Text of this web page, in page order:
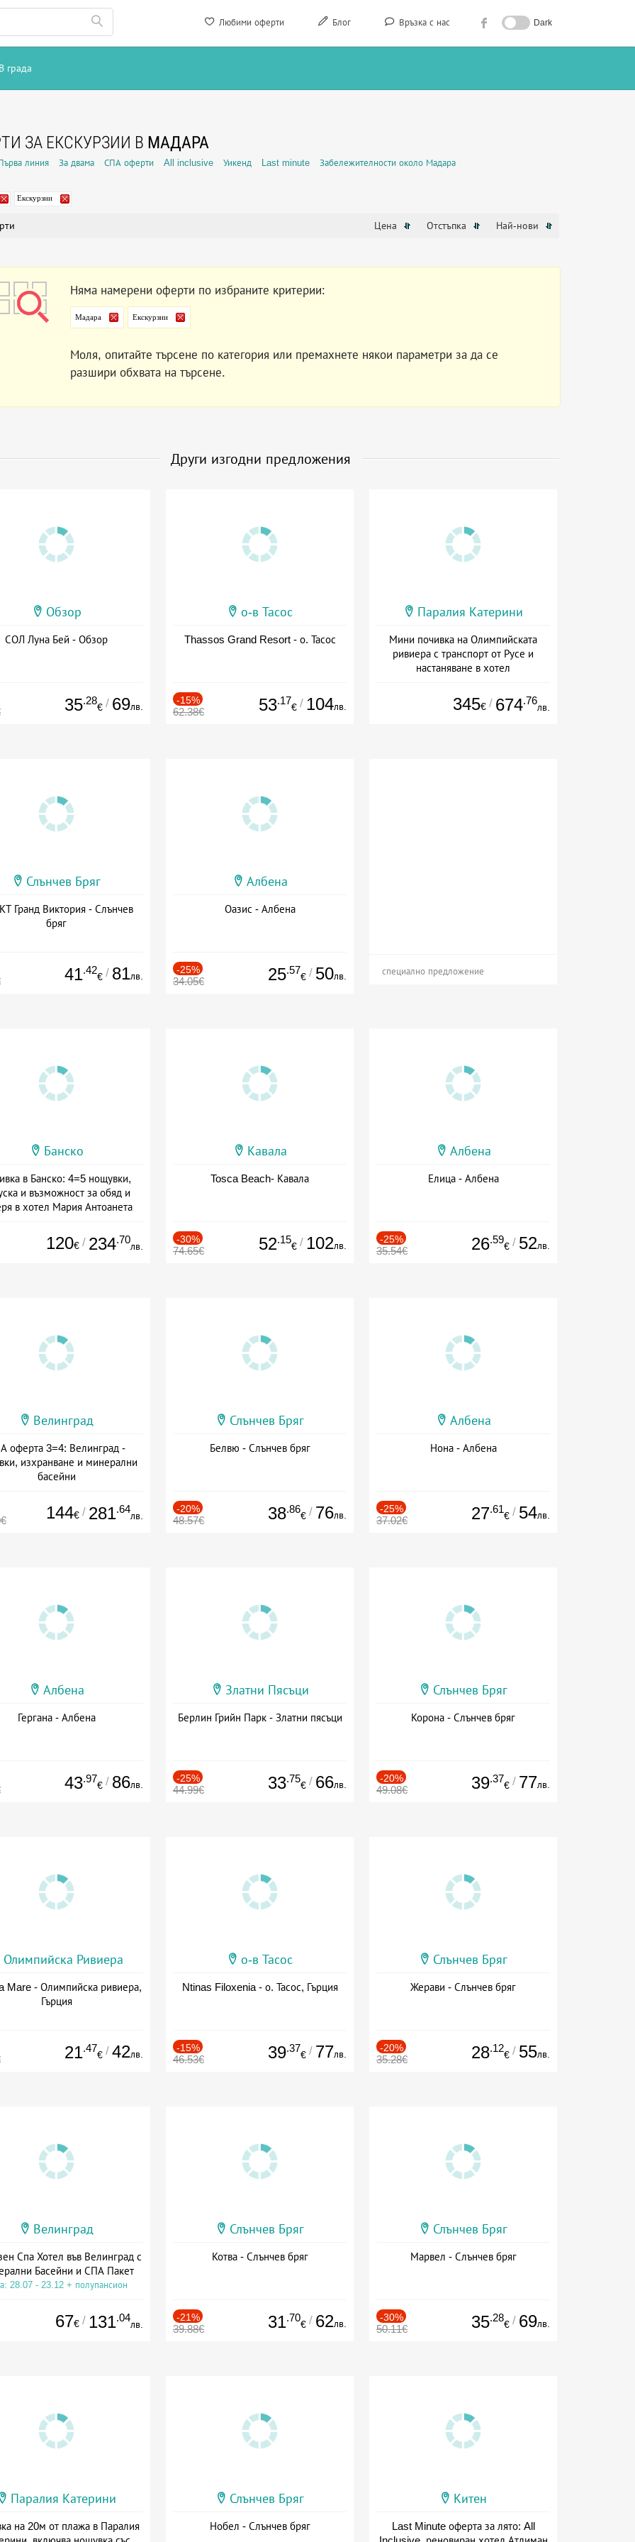
Любими оферти Блог Връзка с нас Dark
В града
ЗА ЕКСКУРЗИИ В МАДАРА
линия За двама СПА оферти All inclusive Уикенд Last minute Забележителности около Мадара
Екскурзии
Цена Отстъпка Най-нови
Няма намерени оферти по избраните критерии:
Мадара Екскурзии
Моля, опитайте търсене по категория или премахнете някои параметри за да се
разшири обхвата на търсене.
Други изгодни предложения
Обзор
СОЛ Луна Бей - Обзор
35.28
€ / 69лв.
о-в Тасос
Thassos Grand Resort - о. Тасос
-15%
62.38€ 53.17
€ / 104лв.
Паралия Катерини
Мини почивка на Олимпийската
ривиера с транспорт от Русе и
настаняване в хотел
345€ / 674.76
лв.
Слънчев Бряг
Гранд Виктория - Слънчев
бряг
41.42
€ / 81лв.
Албена
Оазис - Албена
-25%
34.05€ 25.57
€ / 50лв. специално предложение
Банско
в Банско: 4=5 нощувки,
и възможност за обяд и
в хотел Мария Антоанета
120€ / 234.70
лв.
Кавала
Tosca Beach- Кавала
-30%
74.65€ 52.15
€ / 102лв.
Албена
Елица - Албена
-25%
35.54€ 26.59
€ / 52лв.
Велинград
оферта 3=4: Велинград -
изхранване и минерални
басейни
144€ / 281.64
лв.
Слънчев Бряг
Белвю - Слънчев бряг
-20%
48.57€ 38.86
€ / 76лв.
Албена
Нона - Албена
-25%
37.02€ 27.61
€ / 54лв.
Албена
Гергана - Албена
43.97
€ / 86лв.
Златни Пясъци
Берлин Грийн Парк - Златни пясъци
-25%
44.99€ 33.75
€ / 66лв.
Слънчев Бряг
Корона - Слънчев бряг
-20%
49.08€ 39.37
€ / 77лв.
Олимпийска Ривиера
Mare - Олимпийска ривиера,
Гърция
21.47
€ / 42лв.
о-в Тасос
Ntinas Filoxenia - о. Тасос, Гърция
-15%
46.53€ 39.37
€ / 77лв.
Слънчев Бряг
Жерави - Слънчев бряг
-20%
35.28€ 28.12
€ / 55лв.
Велинград
Спа Хотел във Велинград с
Басейни и СПА Пакет
28.07 - 23.12 + полупансион
67€ / 131.04
лв.
Слънчев Бряг
Котва - Слънчев бряг
-21%
39.88€ 31.70
€ / 62лв.
Слънчев Бряг
Марвел - Слънчев бряг
-30%
50.11€ 35.28
€ / 69лв.
Паралия Катерини
на 20м от плажа в Паралия
Слънчев Бряг
Нобел - Слънчев бряг
Китен
Last Minute оферта за лято: All